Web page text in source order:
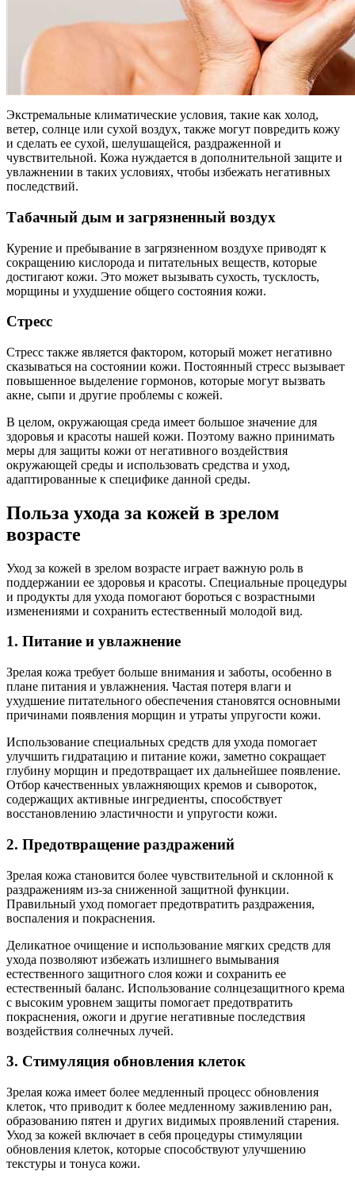
Экстремальные климатические условия, такие как холод,
ветер, солнце или сухой воздух, также могут повредить кожу
и сделать ее сухой, шелушащейся, раздраженной и
чувствительной. Кожа нуждается в дополнительной защите и
увлажнении в таких условиях, чтобы избежать негативных
последствий.
Табачный дым и загрязненный воздух
Курение и пребывание в загрязненном воздухе приводят к
сокращению кислорода и питательных веществ, которые
достигают кожи. Это может вызывать сухость, тусклость,
морщины и ухудшение общего состояния кожи.
Стресс
Стресс также является фактором, который может негативно
сказываться на состоянии кожи. Постоянный стресс вызывает
повышенное выделение гормонов, которые могут вызвать
акне, сыпи и другие проблемы с кожей.
В целом, окружающая среда имеет большое значение для
здоровья и красоты нашей кожи. Поэтому важно принимать
меры для защиты кожи от негативного воздействия
окружающей среды и использовать средства и уход,
адаптированные к специфике данной среды.
Польза ухода за кожей в зрелом
возрасте
Уход за кожей в зрелом возрасте играет важную роль в
поддержании ее здоровья и красоты. Специальные процедуры
и продукты для ухода помогают бороться с возрастными
изменениями и сохранить естественный молодой вид.
1. Питание и увлажнение
Зрелая кожа требует больше внимания и заботы, особенно в
плане питания и увлажнения. Частая потеря влаги и
ухудшение питательного обеспечения становятся основными
причинами появления морщин и утраты упругости кожи.
Использование специальных средств для ухода помогает
улучшить гидратацию и питание кожи, заметно сокращает
глубину морщин и предотвращает их дальнейшее появление.
Отбор качественных увлажняющих кремов и сывороток,
содержащих активные ингредиенты, способствует
восстановлению эластичности и упругости кожи.
2. Предотвращение раздражений
Зрелая кожа становится более чувствительной и склонной к
раздражениям из-за сниженной защитной функции.
Правильный уход помогает предотвратить раздражения,
воспаления и покраснения.
Деликатное очищение и использование мягких средств для
ухода позволяют избежать излишнего вымывания
естественного защитного слоя кожи и сохранить ее
естественный баланс. Использование солнцезащитного крема
с высоким уровнем защиты помогает предотвратить
покраснения, ожоги и другие негативные последствия
воздействия солнечных лучей.
3. Стимуляция обновления клеток
Зрелая кожа имеет более медленный процесс обновления
клеток, что приводит к более медленному заживлению ран,
образованию пятен и других видимых проявлений старения.
Уход за кожей включает в себя процедуры стимуляции
обновления клеток, которые способствуют улучшению
текстуры и тонуса кожи.